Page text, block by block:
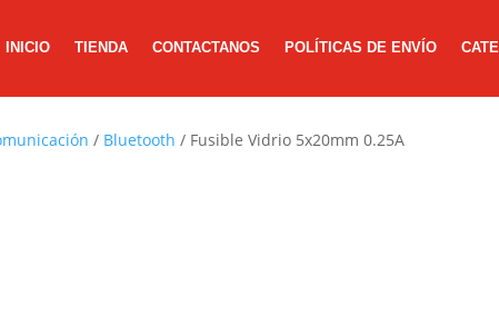
INICIO TIENDA CONTACTANOS POLÍTICAS DE ENVÍO
/ Bluetooth / Fusible Vidrio 5x20mm 0.25A